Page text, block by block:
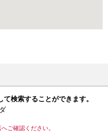
検索することができます。
ご確認ください。